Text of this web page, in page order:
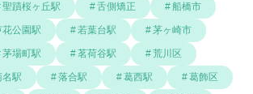
聖蹟桜ヶ丘駅 舌側矯正 船橋市
花公園駅 若葉台駅 茅ヶ崎市
茅場町駅 茗荷谷駅 荒川区
名駅 落合駅 葛西駅 葛飾区